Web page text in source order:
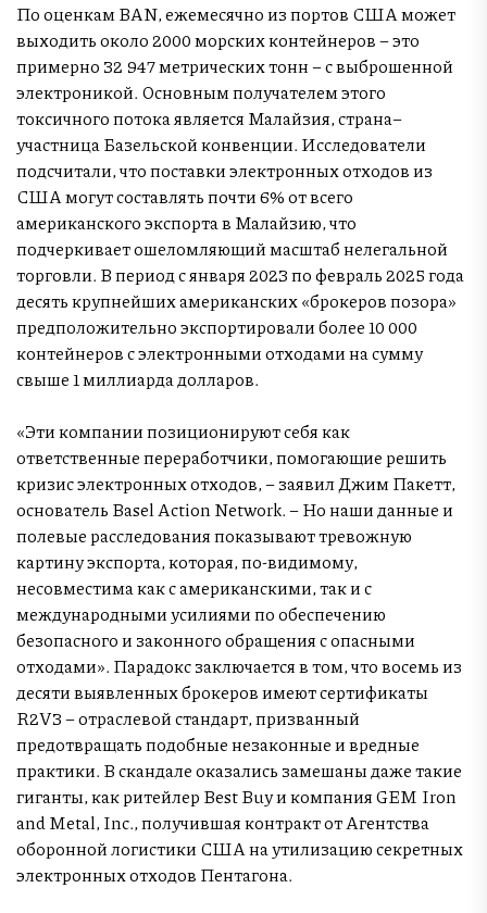
По оценкам BAN, ежемесячно из портов США может
выходить около 2000 морских контейнеров – это
примерно 32 947 метрических тонн – с выброшенной
электроникой. Основным получателем этого
токсичного потока является Малайзия, страна–
участница Базельской конвенции. Исследователи
подсчитали, что поставки электронных отходов из
США могут составлять почти 6% от всего
американского экспорта в Малайзию, что
подчеркивает ошеломляющий масштаб нелегальной
торговли. В период с января 2023 по февраль 2025 года
десять крупнейших американских «брокеров позора»
предположительно экспортировали более 10 000
контейнеров с электронными отходами на сумму
свыше 1 миллиарда долларов.
«Эти компании позиционируют себя как
ответственные переработчики, помогающие решить
кризис электронных отходов, – заявил Джим Пакетт,
основатель Basel Action Network. – Но наши данные и
полевые расследования показывают тревожную
картину экспорта, которая, по-видимому,
несовместима как с американскими, так и с
международными усилиями по обеспечению
безопасного и законного обращения с опасными
отходами». Парадокс заключается в том, что восемь из
десяти выявленных брокеров имеют сертификаты
R2V3 – отраслевой стандарт, призванный
предотвращать подобные незаконные и вредные
практики. В скандале оказались замешаны даже такие
гиганты, как ритейлер Best Buy и компания GEM Iron
and Metal, Inc., получившая контракт от Агентства
оборонной логистики США на утилизацию секретных
электронных отходов Пентагона.